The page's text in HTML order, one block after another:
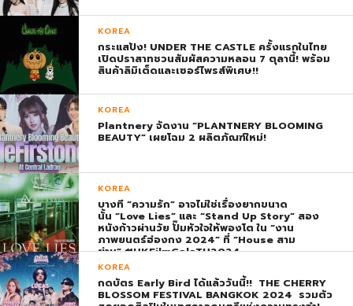
KOREA
กระแสปัง! UNDER THE CASTLE ครั้งแรกในไทย
เปิดปราสาทชวนสัมผัสความหลอน 7 ตุลานี้! พร้อม
สินค้าลิมิเต็ดและเซอร์ไพรส์พิเศษ!!
KOREA
Plantnery จัดงาน “PLANTNERY BLOOMING
BEAUTY” เผยโฉม 2 ผลิตภัณฑ์ใหม่!
KOREA
บางที “ความรัก” อาจไม่ใช่เรื่องยากขนาด
นั้น “Love Lies” และ “Stand Up Story” สอง
หนังก้าวผ่านวัย ปั๊มหัวใจให้พองโต ใน “งาน
ภาพยนตร์ฮ่องกง 2024” ที่ “House สาม
ย่าน” #HKFilmGalaTH2024
KOREA
กดบัตร Early Bird ได้แล้ววันนี้!! THE CHERRY
BLOSSOM FESTIVAL BANGKOK 2024 รวมตัว